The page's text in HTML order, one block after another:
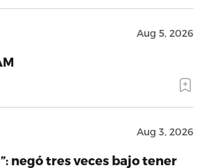
Aug 5, 2026
Aug 3, 2026
negó tres veces bajo tener